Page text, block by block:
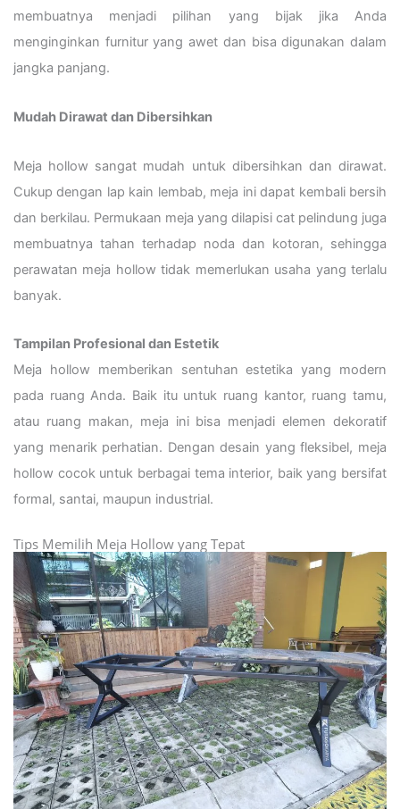
membuatnya menjadi pilihan yang bijak jika Anda
menginginkan furnitur yang awet dan bisa digunakan dalam
jangka panjang.
Mudah Dirawat dan Dibersihkan
Meja hollow sangat mudah untuk dibersihkan dan dirawat.
Cukup dengan lap kain lembab, meja ini dapat kembali bersih
dan berkilau. Permukaan meja yang dilapisi cat pelindung juga
membuatnya tahan terhadap noda dan kotoran, sehingga
perawatan meja hollow tidak memerlukan usaha yang terlalu
banyak.
Tampilan Profesional dan Estetik
Meja hollow memberikan sentuhan estetika yang modern
pada ruang Anda. Baik itu untuk ruang kantor, ruang tamu,
atau ruang makan, meja ini bisa menjadi elemen dekoratif
yang menarik perhatian. Dengan desain yang fleksibel, meja
hollow cocok untuk berbagai tema interior, baik yang bersifat
formal, santai, maupun industrial.
Tips Memilih Meja Hollow yang Tepat